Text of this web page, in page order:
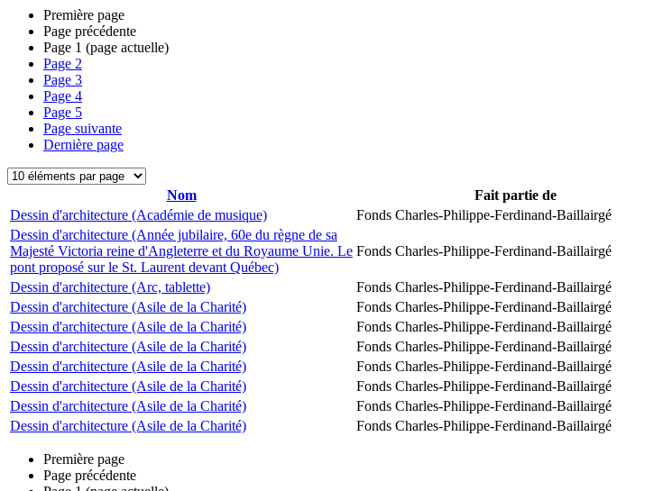
Première page
Page précédente
Page 1 (page actuelle)
Page 2
Page 3
Page 4
Page 5
Page suivante
Dernière page
Nom Fait partie de
Dessin d'architecture (Académie de musique)
Fonds Charles-Philippe-Ferdinand-Baillairgé
Dessin d'architecture (Année jubilaire, 60e du règne de sa
Majesté Victoria reine d'Angleterre et du Royaume Unie. Le
pont proposé sur le St. Laurent devant Québec)
Fonds Charles-Philippe-Ferdinand-Baillairgé
Dessin d'architecture (Arc, tablette) Fonds Charles-Philippe-Ferdinand-Baillairgé
Dessin d'architecture (Asile de la Charité)
Fonds Charles-Philippe-Ferdinand-Baillairgé
Dessin d'architecture (Asile de la Charité)
Fonds Charles-Philippe-Ferdinand-Baillairgé
Dessin d'architecture (Asile de la Charité)
Fonds Charles-Philippe-Ferdinand-Baillairgé
Dessin d'architecture (Asile de la Charité)
Fonds Charles-Philippe-Ferdinand-Baillairgé
Dessin d'architecture (Asile de la Charité)
Fonds Charles-Philippe-Ferdinand-Baillairgé
Dessin d'architecture (Asile de la Charité)
Fonds Charles-Philippe-Ferdinand-Baillairgé
Dessin d'architecture (Asile de la Charité)
Fonds Charles-Philippe-Ferdinand-Baillairgé
Première page
Page précédente